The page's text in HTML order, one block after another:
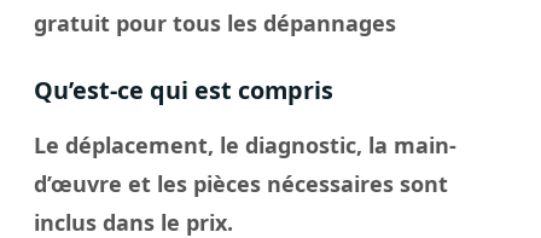
gratuit pour tous les dépannages
Qu’est-ce qui est compris
Le déplacement, le diagnostic, la main-
d’œuvre et les pièces nécessaires sont
inclus dans le prix.